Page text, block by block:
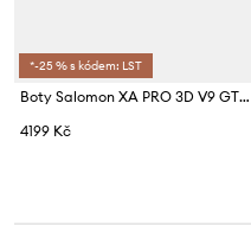
*-25 % s kódem: LST
Boty Salomon XA PRO 3D V9 GTX
4199 Kč